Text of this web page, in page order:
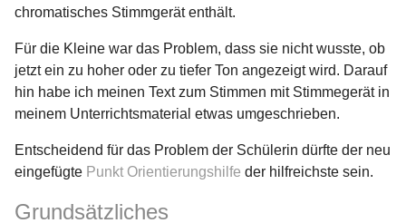
chromatisches Stimmgerät enthält.
Für die Kleine war das Problem, dass sie nicht wusste, ob
jetzt ein zu hoher oder zu tiefer Ton angezeigt wird. Darauf
hin habe ich meinen Text zum Stimmen mit Stimmegerät in
meinem Unterrichtsmaterial etwas umgeschrieben.
Entscheidend für das Problem der Schülerin dürfte der neu
eingefügte Punkt Orientierungshilfe der hilfreichste sein.
Grundsätzliches